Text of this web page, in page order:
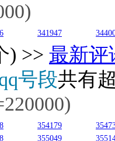
341947
) >> 最新评
号段共有
354179
355049